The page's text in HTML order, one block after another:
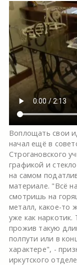
Воплощать свои
начал ещё в
Строгановского
графикой и
на самом
материале. "Всё
смотришь на
металл, какое-то
уже как наркотик.
прожив такую
полпути или в
характере", -
иркутского